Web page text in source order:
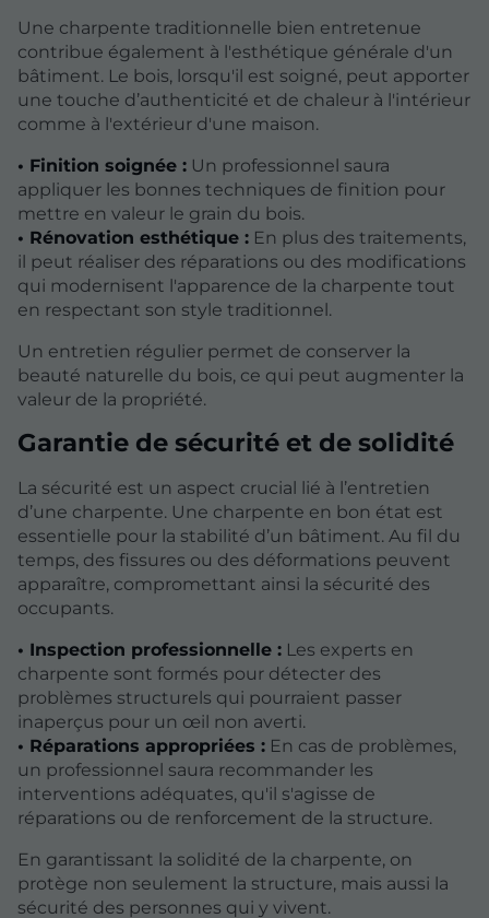
Une charpente traditionnelle bien entretenue
contribue également à l'esthétique générale d'un
bâtiment. Le bois, lorsqu'il est soigné, peut apporter
une touche d’authenticité et de chaleur à l'intérieur
comme à l'extérieur d'une maison.
• Finition soignée : Un professionnel saura
appliquer les bonnes techniques de finition pour
mettre en valeur le grain du bois.
• Rénovation esthétique : En plus des traitements,
il peut réaliser des réparations ou des modifications
qui modernisent l'apparence de la charpente tout
en respectant son style traditionnel.
Un entretien régulier permet de conserver la
beauté naturelle du bois, ce qui peut augmenter la
valeur de la propriété.
Garantie de sécurité et de solidité
La sécurité est un aspect crucial lié à l’entretien
d’une charpente. Une charpente en bon état est
essentielle pour la stabilité d’un bâtiment. Au fil du
temps, des fissures ou des déformations peuvent
apparaître, compromettant ainsi la sécurité des
occupants.
• Inspection professionnelle : Les experts en
charpente sont formés pour détecter des
problèmes structurels qui pourraient passer
inaperçus pour un œil non averti.
• Réparations appropriées : En cas de problèmes,
un professionnel saura recommander les
interventions adéquates, qu'il s'agisse de
réparations ou de renforcement de la structure.
En garantissant la solidité de la charpente, on
protège non seulement la structure, mais aussi la
sécurité des personnes qui y vivent.